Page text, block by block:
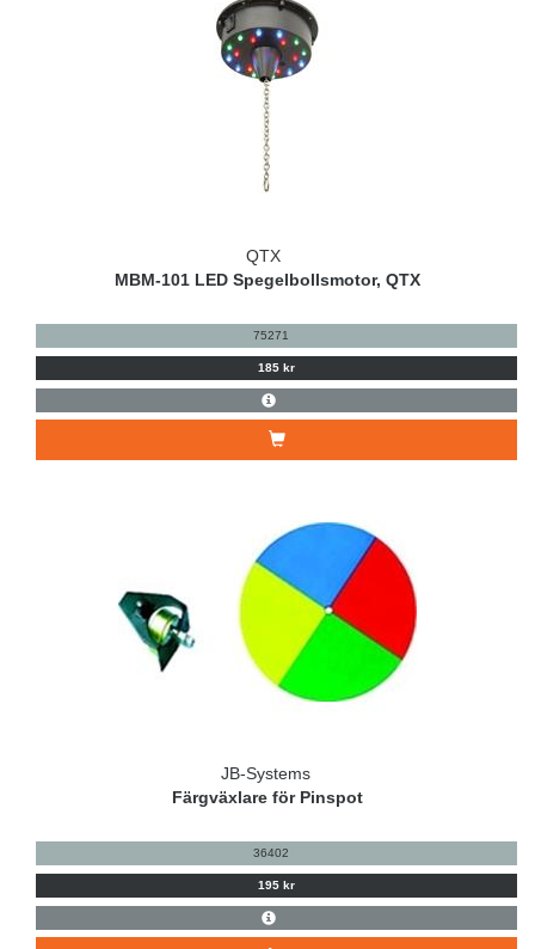
QTX
MBM-101 LED Spegelbollsmotor, QTX
75271
185 kr
JB-Systems
Färgväxlare för Pinspot
36402
195 kr